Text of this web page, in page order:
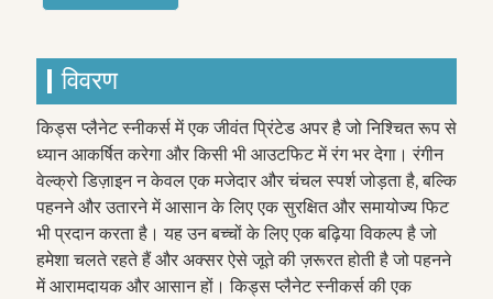
विवरण
किड्स प्लैनेट स्नीकर्स में एक जीवंत प्रिंटेड अपर है जो निश्चित रूप से
ध्यान आकर्षित करेगा और किसी भी आउटफिट में रंग भर देगा। रंगीन
वेल्क्रो डिज़ाइन न केवल एक मजेदार और चंचल स्पर्श जोड़ता है, बल्कि
पहनने और उतारने में आसान के लिए एक सुरक्षित और समायोज्य फिट
भी प्रदान करता है। यह उन बच्चों के लिए एक बढ़िया विकल्प है जो
हमेशा चलते रहते हैं और अक्सर ऐसे जूते की ज़रूरत होती है जो पहनने
में आरामदायक और आसान हों। किड्स प्लैनेट स्नीकर्स की एक